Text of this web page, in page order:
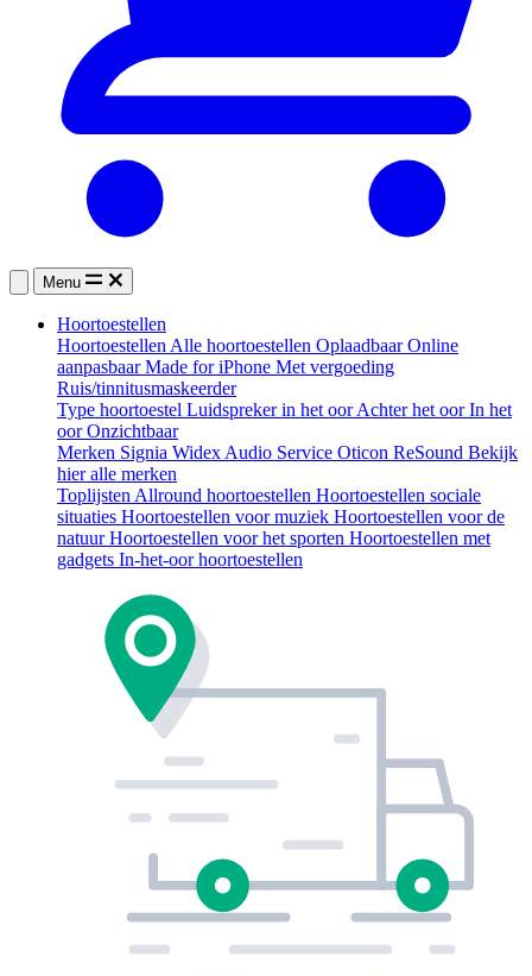
Menu
Hoortoestellen
Hoortoestellen Alle hoortoestellen OplaadbaarOnline
aanpasbaarMade for iPhone Met vergoeding
Ruis/tinnitusmaskeerder
Type hoortoestel Luidspreker in het oorAchter het oorIn het
oorOnzichtbaar
Merken Signia Widex Audio Service Oticon ReSound Bekijk
hier alle merken
Toplijsten Allround hoortoestellen Hoortoestellen sociale
situaties Hoortoestellen voor muziek Hoortoestellen voor de
natuurHoortoestellen voor het sporten Hoortoestellen met
gadgets In-het-oor hoortoestellen